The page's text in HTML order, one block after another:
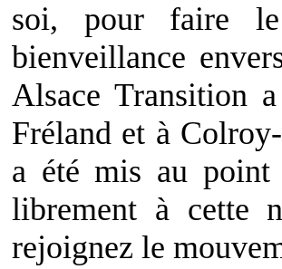
soi, pour faire
bienveillance
Alsace Transition
Fréland et à
a été mis au point
librement à cette
rejoignez le